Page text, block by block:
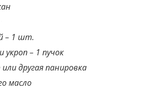
– 1 шт.
– 1 пучок
другая панировка
масло